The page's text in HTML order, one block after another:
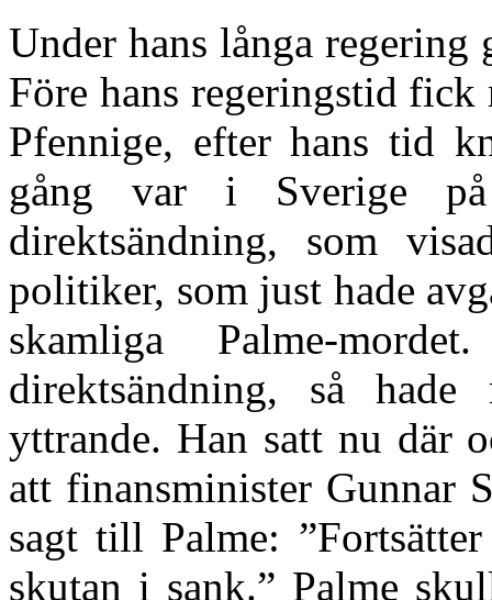
Under hans långa
Före hans regeringstid
Pfennige, efter hans tid
gång var i Sverige
direktsändning, som
politiker, som just hade
skamliga Palme-
direktsändning, så
yttrande. Han satt nu där
att finansminister Gunnar
sagt till Palme:
skutan i sank.” Palme